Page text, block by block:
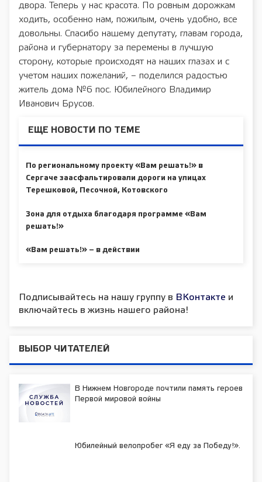
двора. Теперь у нас красота. По ровным дорожкам
ходить, особенно нам, пожилым, очень удобно, все
довольны. Спасибо нашему депутату, главам города,
района и губернатору за перемены в лучшую
сторону, которые происходят на наших глазах и с
учетом наших пожеланий, – поделился радостью
житель дома №6 пос. Юбилейного Владимир
Иванович Брусов.
ЕЩЕ НОВОСТИ ПО ТЕМЕ
По региональному проекту «Вам решать!» в
Сергаче заасфальтировали дороги на улицах
Терешковой, Песочной, Котовского
Зона для отдыха благодаря программе «Вам
решать!»
«Вам решать!» – в действии
Подписывайтесь на нашу группу в ВКонтакте и
включайтесь в жизнь нашего района!
ВЫБОР ЧИТАТЕЛЕЙ
В Нижнем Новгороде почтили память героев
Первой мировой войны
Юбилейный велопробег «Я еду за Победу!».